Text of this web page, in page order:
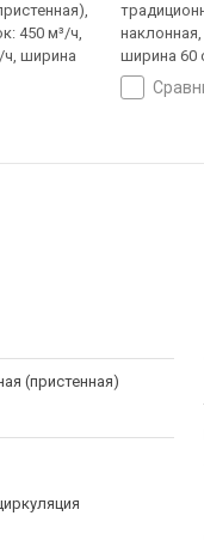
450 м³/ч,
ч, ширина
ширина 60
(пристенная)